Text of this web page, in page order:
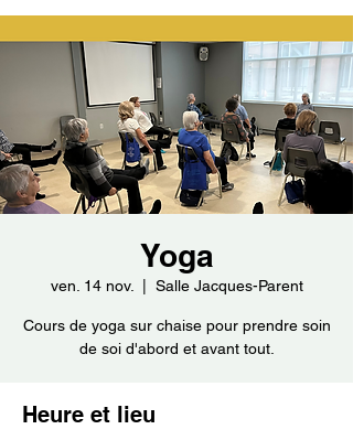
Yoga
ven. 14 nov. Salle Jacques-Parent
Cours de yoga sur chaise pour prendre soin
de soi d'abord et avant tout.
Heure et lieu